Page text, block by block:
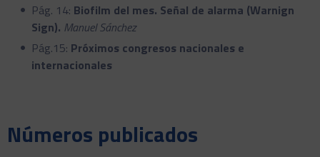
Pág. 14: Biofilm del mes. Señal de alarma (Warnign
Sign). Manuel Sánchez
Pág.15: Próximos congresos nacionales e
internacionales
Números publicados